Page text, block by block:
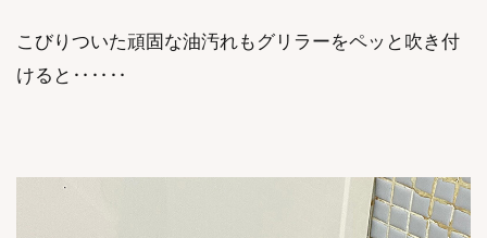
こびりついた頑固な油汚れもグリラーをペッと吹き付
けると‥‥‥